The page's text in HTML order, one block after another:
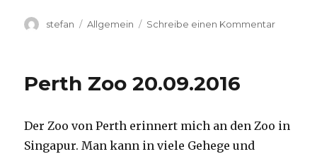
Autor
stefan Kategorien
Allgemein Schreibe einen Kommentarzu
Perth
Perth Zoo 20.09.2016
Der Zoo von Perth erinnert mich an den Zoo in
Singapur. Man kann in viele Gehege und